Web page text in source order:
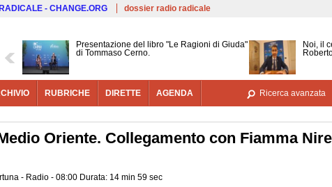
Salta al contenuto principale
- CHANGE.ORG dossier radio radicale
Presentazione del libro "Le Ragioni di Giuda"
di Tommaso Cerno.
Noi, il
RUBRICHE DIRETTE AGENDA Ricerca avanzata
Oriente. Collegamento con Fiamma
- Radio - 08:00 Durata: 14 min 59 sec